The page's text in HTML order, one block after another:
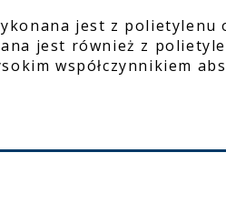
jest z polietylenu
jest również z
współczynnikiem